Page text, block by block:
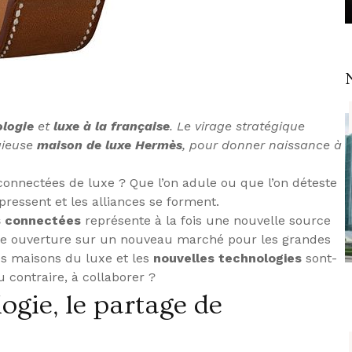
et luxe à la française. Le virage stratégique
maison de luxe Hermès, pour donner naissance à
de luxe ? Que l’on adule ou que l’on déteste
et les alliances se forment.
connectées représente à la fois une nouvelle source
ouverture sur un nouveau marché pour les grandes
maisons du luxe et les nouvelles technologies sont-
contraire, à collaborer ?
le partage de